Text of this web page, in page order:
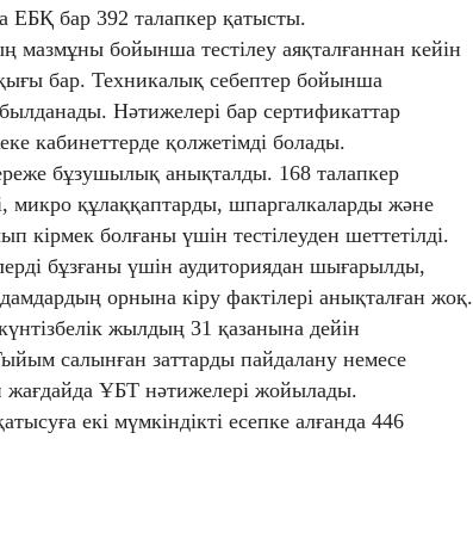
ЕБҚ бар 392 талапкер қатысты.
мазмұны бойынша тестілеу аяқталғаннан кейін
бар. Техникалық себептер бойынша
Нәтижелері бар сертификаттар
кабинеттерде қолжетімді болады.
бұзушылық анықталды. 168 талапкер
микро құлаққаптарды, шпаргалкаларды және
кірмек болғаны үшін тестілеуден шеттетілді.
бұзғаны үшін аудиториядан шығарылды,
орнына кіру фактілері анықталған жоқ.
жылдың 31 қазанына дейін
салынған заттарды пайдалану немесе
жағдайда ҰБТ нәтижелері жойылады.
екі мүмкіндікті есепке алғанда 446